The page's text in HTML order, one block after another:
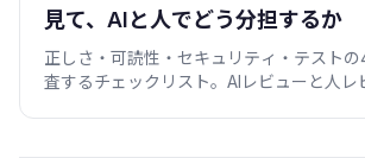
見て、AIと人でどう分担するか
正しさ・可読性・セキュリティ・テスト
査するチェックリスト。AIレビューと人レ